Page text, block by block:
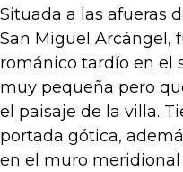
Situada a las afueras
San Miguel Arcángel,
románico tardío en el
muy pequeña pero
el paisaje de la villa.
portada gótica,
en el muro